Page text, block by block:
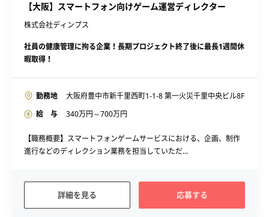
【大阪】スマートフォン向けゲーム運営ディレクター
株式会社ディンプス
社員の健康管理に拘る企業！長期プロジェクト終了後に最長1週間休
暇取得！
勤務地
大阪府豊中市新千里西町1-1-8 第一火災千里中央ビル8F
給 与
340万円～700万円
【職務概要】スマートフォンゲームサービスにおける、企画、制作
進行などのディレクション業務を担当していただ...
詳細を見る 応募する